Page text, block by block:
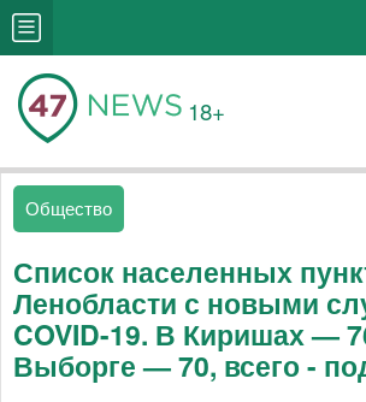
18+
Общество
Список населенных
Ленобласти с новыми
COVID-19. В Киришах —
Выборге — 70, всего -